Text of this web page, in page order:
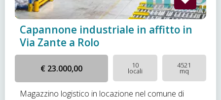
Capannone industriale in affitto in
Via Zante a Rolo
€ 23.000,00 10
locali
4521
mq
Magazzino logistico in locazione nel comune di